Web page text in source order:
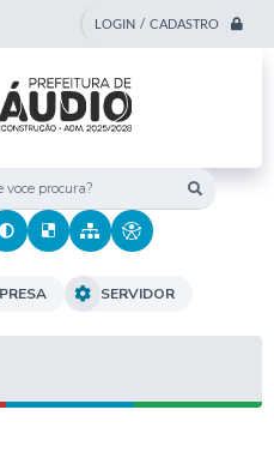
LOGIN / CADASTRO
SERVIDOR